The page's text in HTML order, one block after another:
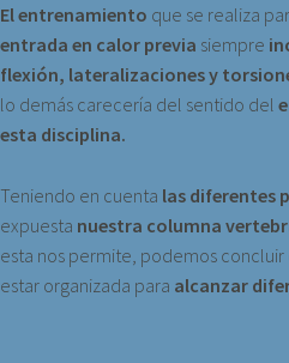
El entrenamiento que se realiza
entrada en calor previa siempre
flexión, lateralizaciones y
lo demás carecería del sentido del
esta disciplina.
Teniendo en cuenta las diferentes
expuesta nuestra columna
esta nos permite, podemos concluir
estar organizada para alcanzar